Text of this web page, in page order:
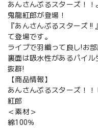
あんさんぶるスターズ！！
鬼龍紅郎が登場！
『あんさんぶるスターズ
て登場です。
ライブで羽織って良し!お
裏面は吸水性があるパイ
抜群!
【商品情報】
あんさんぶるスターズ！
紅郎
＜素材＞
綿100％